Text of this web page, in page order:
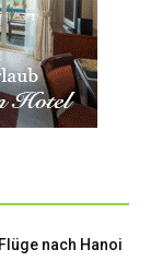
nach Hanoi